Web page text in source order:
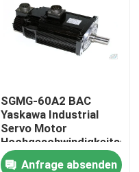
SGMG-60A2 BAC
Yaskawa Industrial
Servo Motor
6000W
Anfrage absenden